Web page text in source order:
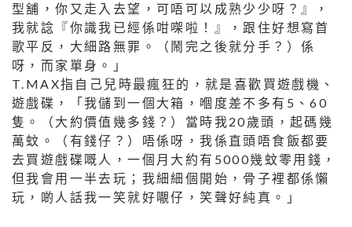
型舖，你又走入去望，可唔可以成熟少少呀？』，
我就諗『你識我已經係咁㗎啦！』，跟住好想寫首
歌平反，大細路無罪。（鬧完之後就分手？）係
呀，而家單身。」
T.MAX指自己兒時最瘋狂的，就是喜歡買遊戲機、
遊戲碟，「我儲到一個大箱，嗰度差不多有5、60
隻。（大約價值幾多錢？）當時我20歲頭，起碼幾
萬蚊。（有錢仔？）唔係呀，我係直頭唔食飯都要
去買遊戲碟嘅人，一個月大約有5000幾蚊零用錢，
但我會用一半去玩；我細細個開始，骨子裡都係懶
玩，啲人話我一笑就好𡃁仔，笑聲好純真。」